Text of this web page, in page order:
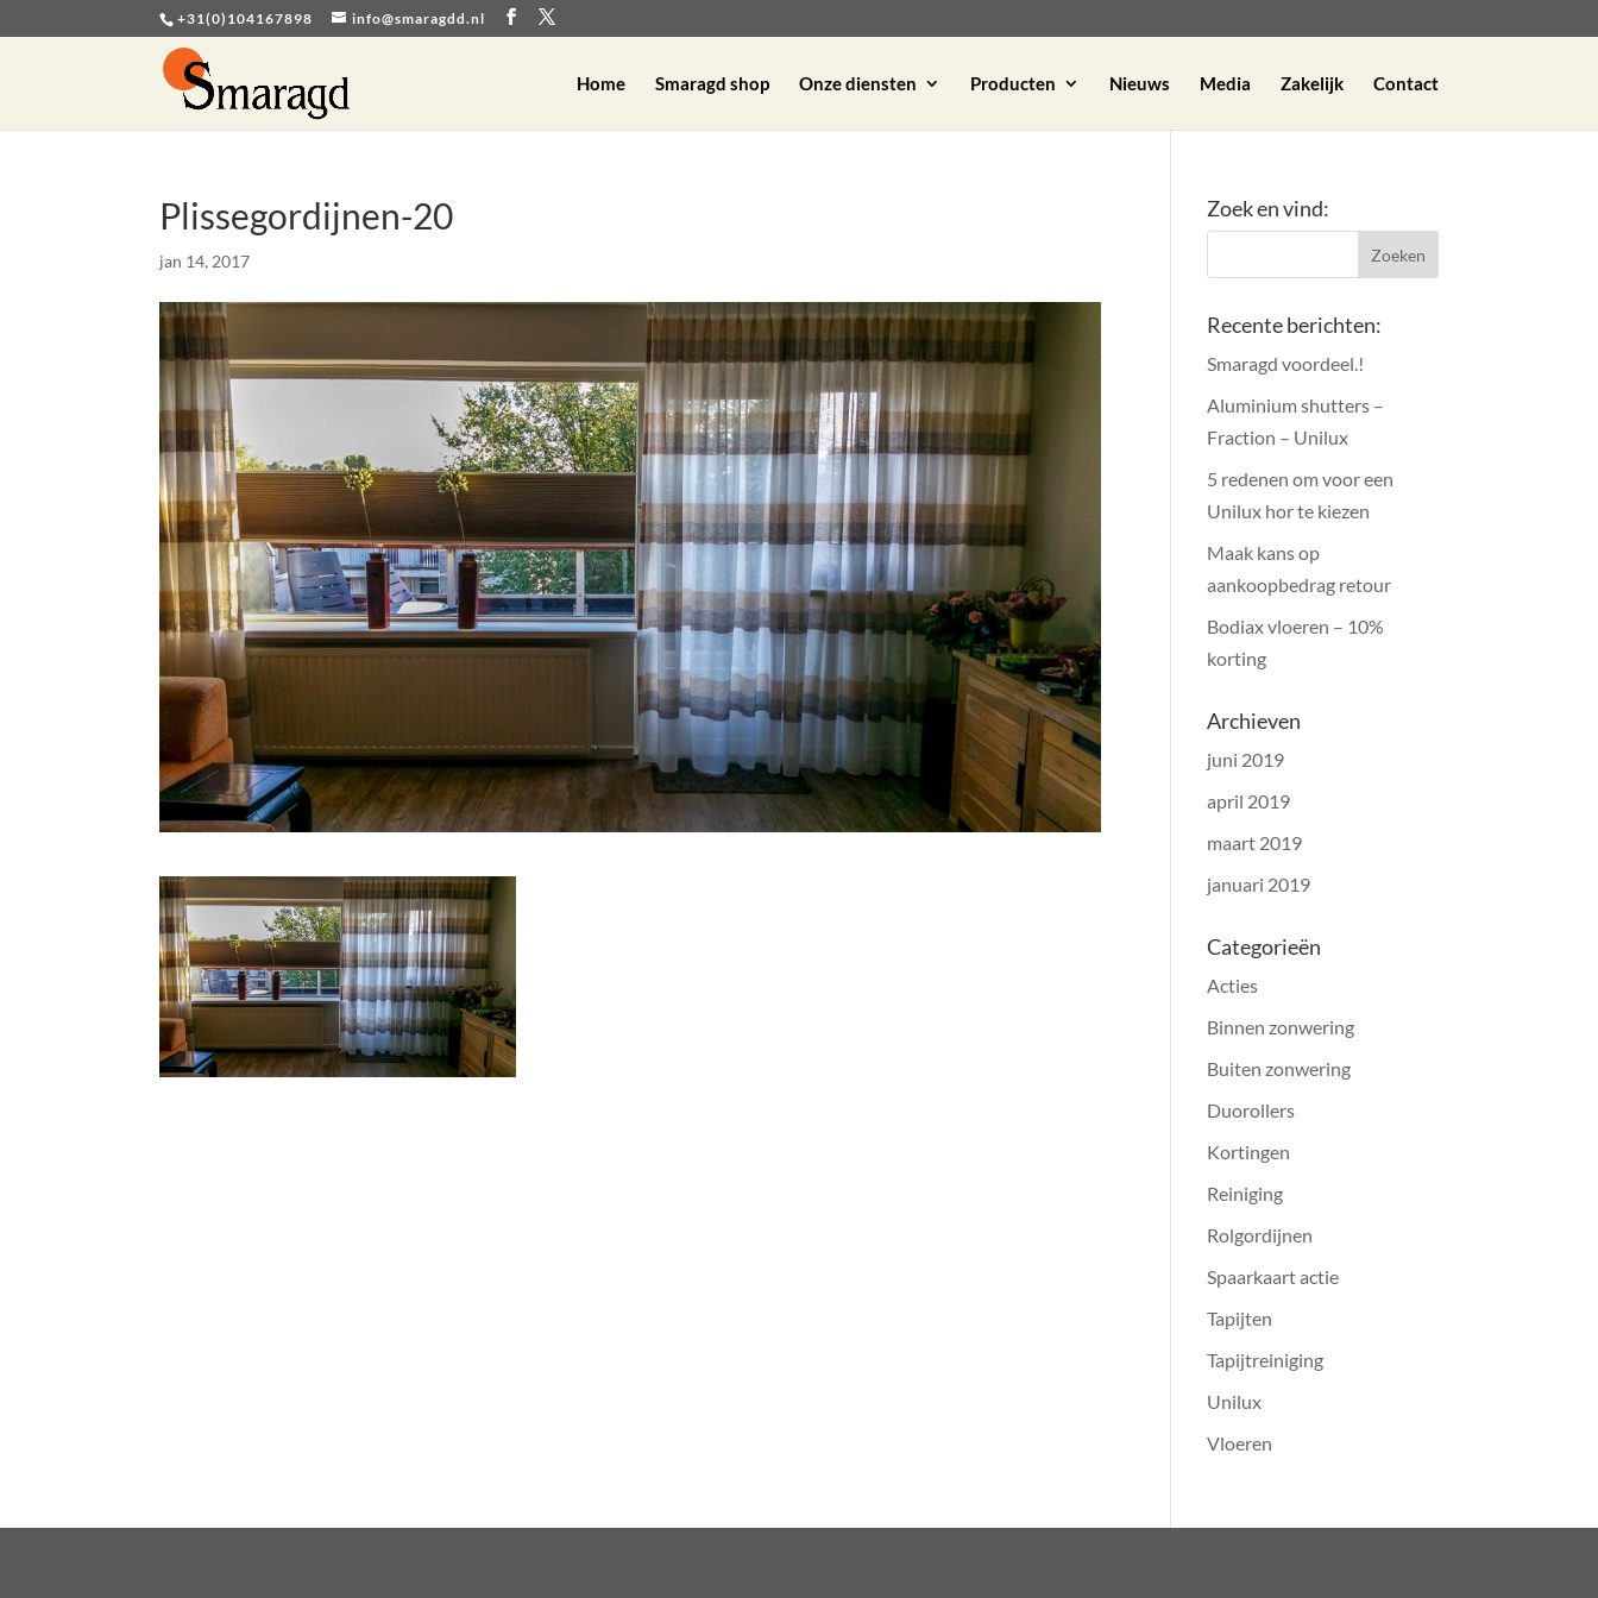
+31(0)104167898 info@smaragdd.nl
Home Smaragd shop Onze diensten Producten Nieuws Media Zakelijk Contact
Plissegordijnen-20
jan 14, 2017
Zoek en vind:
Recente berichten:
Smaragd voordeel.!
Aluminium shutters –
Fraction – Unilux
5 redenen om voor een
Unilux hor te kiezen
Maak kans op
aankoopbedrag retour
Bodiax vloeren – 10%
korting
Archieven
juni 2019
april 2019
maart 2019
januari 2019
Categorieën
Acties
Binnen zonwering
Buiten zonwering
Duorollers
Kortingen
Reiniging
Rolgordijnen
Spaarkaart actie
Tapijten
Tapijtreiniging
Unilux
Vloeren